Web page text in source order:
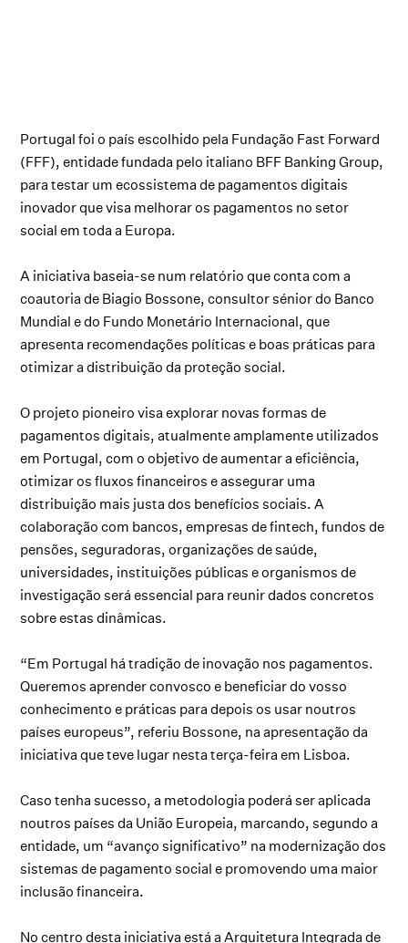
Portugal foi o país escolhido pela Fundação Fast Forward
(FFF), entidade fundada pelo italiano BFF Banking Group,
para testar um ecossistema de pagamentos digitais
inovador que visa melhorar os pagamentos no setor
social em toda a Europa.
A iniciativa baseia-se num relatório que conta com a
coautoria de Biagio Bossone, consultor sénior do Banco
Mundial e do Fundo Monetário Internacional, que
apresenta recomendações políticas e boas práticas para
otimizar a distribuição da proteção social.
O projeto pioneiro visa explorar novas formas de
pagamentos digitais, atualmente amplamente utilizados
em Portugal, com o objetivo de aumentar a eficiência,
otimizar os fluxos financeiros e assegurar uma
distribuição mais justa dos benefícios sociais. A
colaboração com bancos, empresas de fintech, fundos de
pensões, seguradoras, organizações de saúde,
universidades, instituições públicas e organismos de
investigação será essencial para reunir dados concretos
sobre estas dinâmicas.
“Em Portugal há tradição de inovação nos pagamentos.
Queremos aprender convosco e beneficiar do vosso
conhecimento e práticas para depois os usar noutros
países europeus”, referiu Bossone, na apresentação da
iniciativa que teve lugar nesta terça-feira em Lisboa.
Caso tenha sucesso, a metodologia poderá ser aplicada
noutros países da União Europeia, marcando, segundo a
entidade, um “avanço significativo” na modernização dos
sistemas de pagamento social e promovendo uma maior
inclusão financeira.
No centro desta iniciativa está a Arquitetura Integrada de